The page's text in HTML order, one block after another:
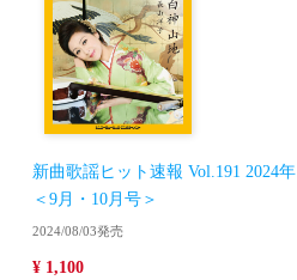
新曲歌謡ヒット速報 Vol.191 2024年
＜9月・10月号＞
2024/08/03発売
¥ 1,100